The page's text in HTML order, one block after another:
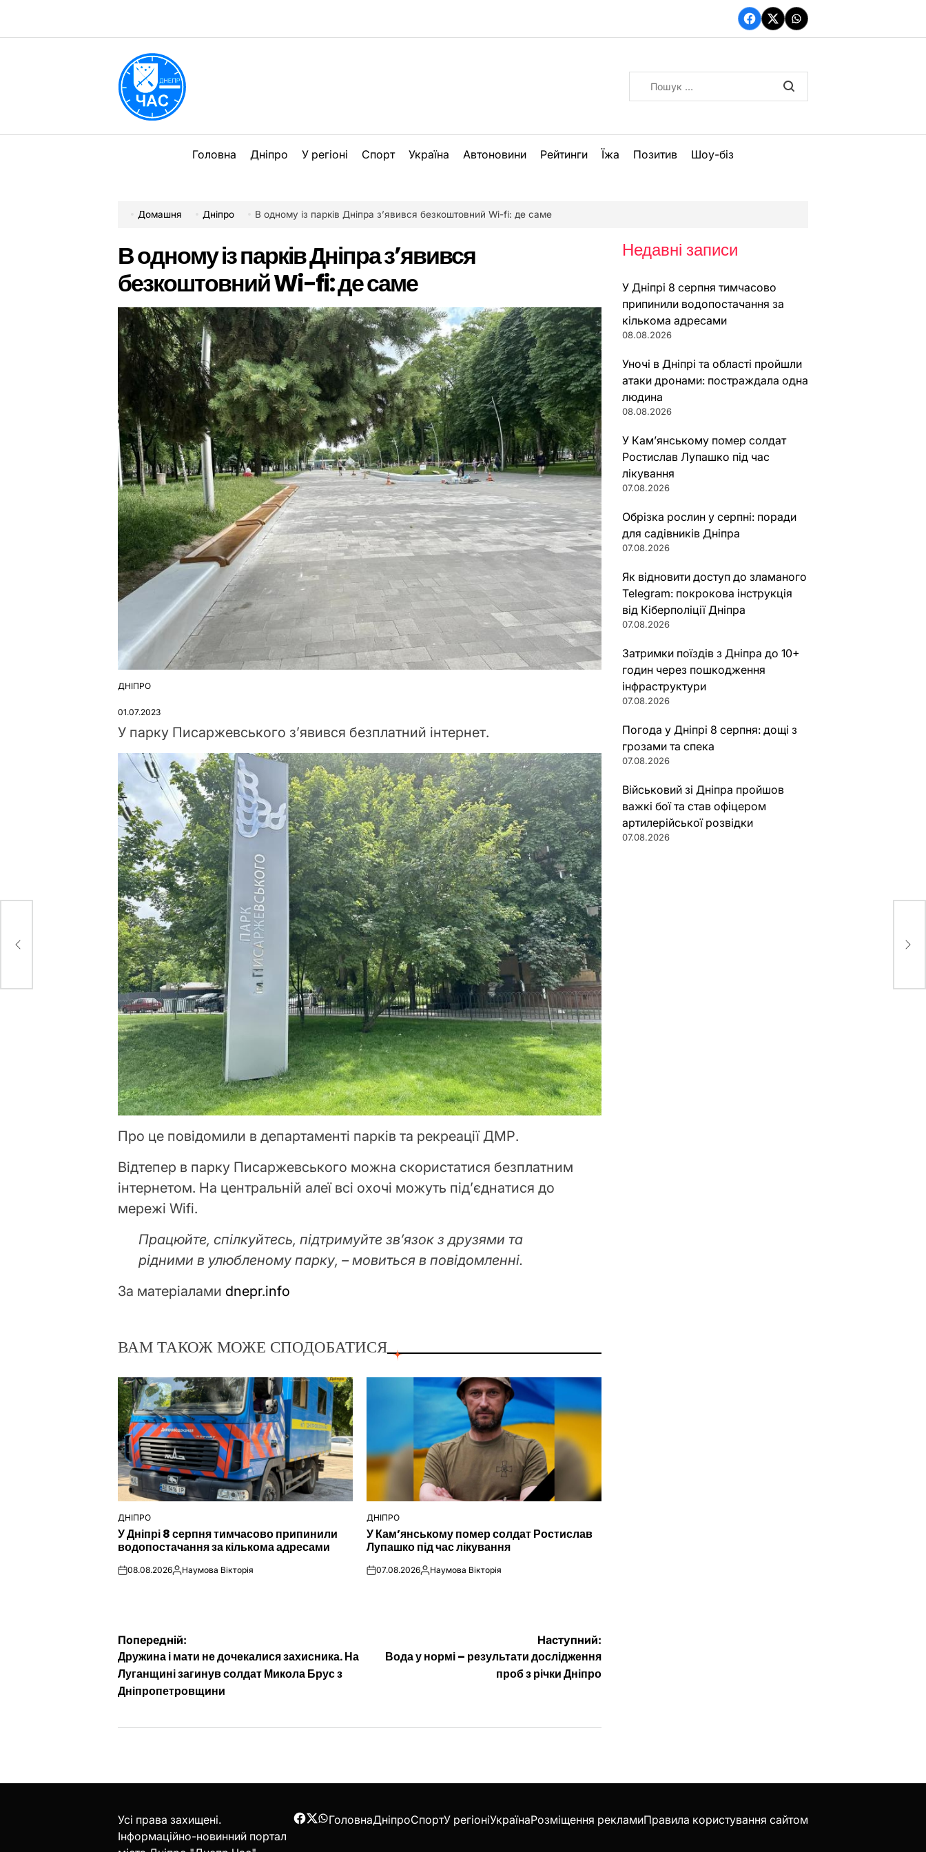
вмісту
Facebook
TwitterWhatsApp
Головна Дніпро У регіоні Спорт Україна Автоновини Рейтинги Їжа Позитив Шоу-біз
Домашня Дніпро В одному із парків Дніпра з’явився безкоштовний Wi-fi: де саме
В одному із парків Дніпра з’явився
безкоштовний Wi-fi: де саме
ОПУБЛІКУВАТИ
ДНІПРО
01.07.2023
У парку Писаржевського з’явився безплатний інтернет.
Про це повідомили в департаменті парків та рекреації ДМР.
Відтепер в парку Писаржевського можна скористатися безплатним
інтернетом. На центральній алеї всі охочі можуть під’єднатися до
мережі Wifi.
Працюйте, спілкуйтесь, підтримуйте звʼязок з друзями та
рідними в улюбленому парку, – мовиться в повідомленні.
За матеріалами dnepr.info
ВАМ ТАКОЖ МОЖЕ СПОДОБАТИСЯ
ОПУБЛІКУВАТИ
У
ДНІПРО
У Дніпрі 8 серпня тимчасово припинили
водопостачання за кількома адресами
on08.08.2026Опубліковано
Наумова Вікторія
ОПУБЛІКУВАТИ
У
ДНІПРО
У Кам’янському помер солдат Ростислав
Лупашко під час лікування
on07.08.2026Опубліковано
Наумова Вікторія
Навігація
записів
Попередній:
Дружина і мати не дочекалися захисника. На
Луганщині загинув солдат Микола Брус з
Дніпропетровщини
Наступний:
Вода у нормі – результати дослідження
проб з річки Дніпро
Недавні записи
У Дніпрі 8 серпня тимчасово
припинили водопостачання за
кількома адресами
08.08.2026
Уночі в Дніпрі та області пройшли
атаки дронами: постраждала одна
людина
08.08.2026
У Кам’янському помер солдат
Ростислав Лупашко під час
лікування
07.08.2026
Обрізка рослин у серпні: поради
для садівників Дніпра
07.08.2026
Як відновити доступ до зламаного
Telegram: покрокова інструкція
від Кіберполіції Дніпра
07.08.2026
Затримки поїздів з Дніпра до 10+
годин через пошкодження
інфраструктури
07.08.2026
Погода у Дніпрі 8 серпня: дощі з
грозами та спека
07.08.2026
Військовий зі Дніпра пройшов
важкі бої та став офіцером
артилерійської розвідки
07.08.2026
Усі права захищені.
Інформаційно-новинний портал
Facebook
Twitter
WhatsApp
ГоловнаДніпроСпортУ регіоніУкраїнаРозміщення рекламиПравила користування сайтом